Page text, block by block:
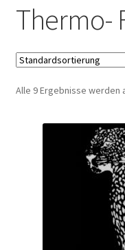
Mein Konto
Kontakt
Thermo-
Alle 9 Ergebnisse werden